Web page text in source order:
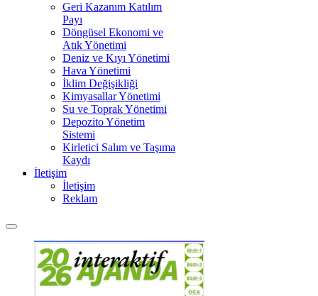
Geri Kazanım Katılım
Payı
Döngüsel Ekonomi ve
Atık Yönetimi
Deniz ve Kıyı Yönetimi
Hava Yönetimi
İklim Değişikliği
Kimyasallar Yönetimi
Su ve Toprak Yönetimi
Depozito Yönetim
Sistemi
Kirletici Salım ve Taşıma
Kaydı
İletişim
İletişim
Reklam